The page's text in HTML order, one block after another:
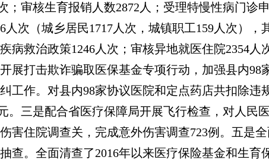
；审核生育报销人数2872人； 受理特慢性病门诊
人次（城乡居民1717人次，城镇职工159人次）
病救治政策1246人次；审核异地就医住院2354
展打击欺诈骗取医保基金专项行动，加强县内
工作。对县内98家协议医院和定点药店共扣除违
。三是配合省医疗保障局开展飞行检查，对人民
害住院调查关，完成意外伤害调查723例。五是
查。全面清查了2016年以来医疗保险基金和生育